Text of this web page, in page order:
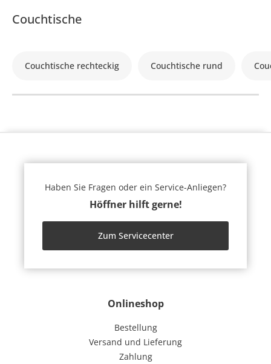
Couchtische
Couchtische rechteckig Couchtische rund
Onlineshop
Bestellung
Versand und Lieferung
Zahlung
Haben Sie Fragen oder ein Service-Anliegen?
Höffner hilft gerne!
Zum Servicecenter